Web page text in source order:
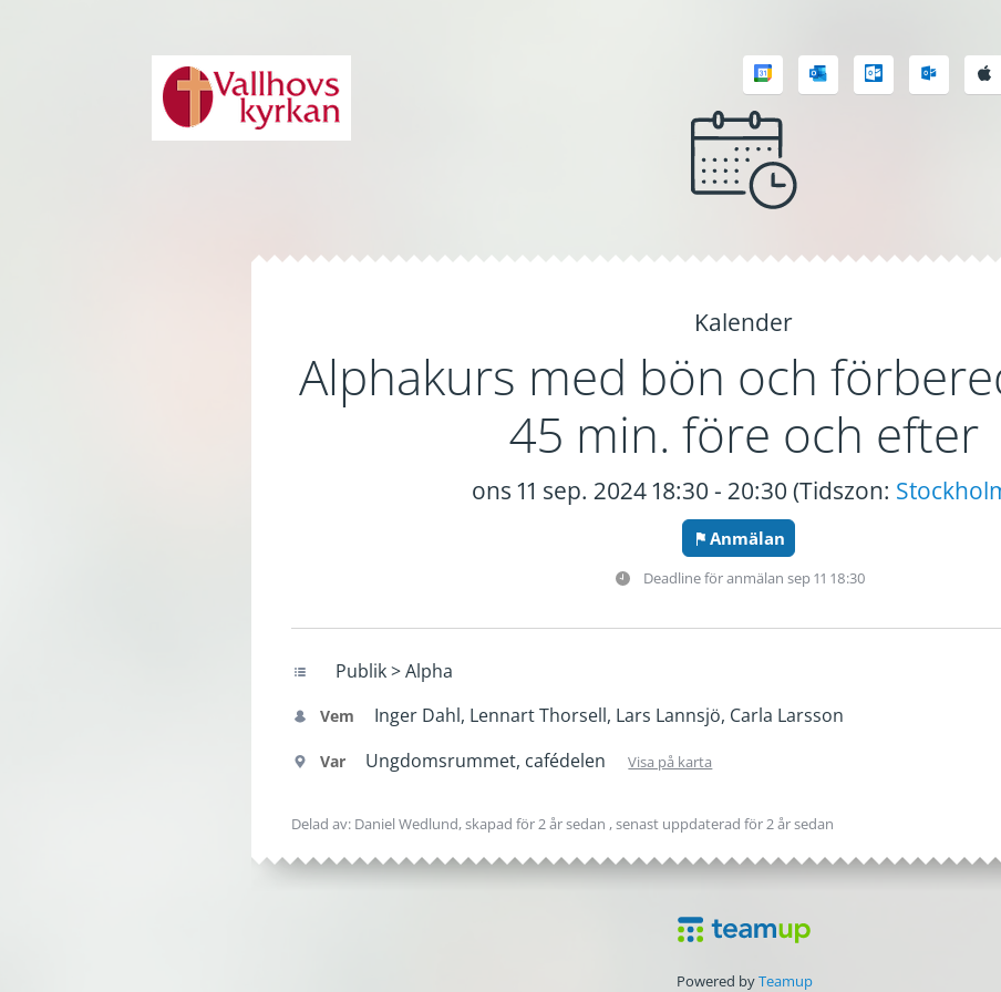
Kalender
Alphakurs med bön och
45 min. före och efter
ons 11 sep. 2024 18:30 - 20:30 (Tidszon:
Anmälan
Deadline för anmälan sep 11 18:30
Publik > Alpha
Vem Inger Dahl, Lennart Thorsell, Lars Lannsjö, Carla Larsson
Var Ungdomsrummet, cafédelen Visa på karta
Delad av: Daniel Wedlund, skapadför 2 år sedan , senast uppdateradför 2 år sedan
Powered byTeamup